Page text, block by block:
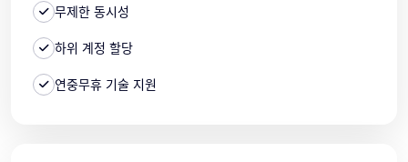
무제한 동시성
하위 계정 할당
연중무휴 기술 지원